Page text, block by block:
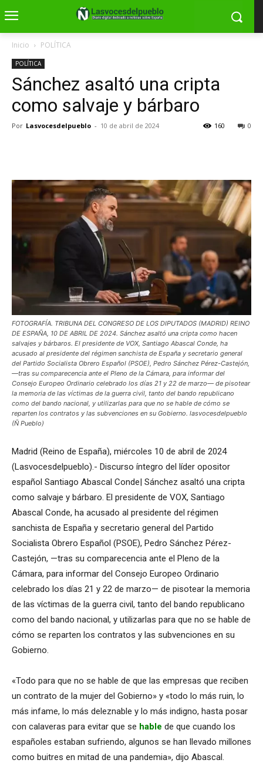
Inicio POLÍTICA
POLÍTICA
Sánchez asaltó una cripta
como salvaje y bárbaro
Por Lasvocesdelpueblo - 10 de abril de 2024 0
160
FOTOGRAFÍA. TRIBUNA DEL CONGRESO DE LOS DIPUTADOS (MADRID) REINO
DE ESPAÑA, 10 DE ABRIL DE 2024. Sánchez asaltó una cripta como hacen
salvajes y bárbaros. El presidente de VOX, Santiago Abascal Conde, ha
acusado al presidente del régimen sanchista de España y secretario general
del Partido Socialista Obrero Español (PSOE), Pedro Sánchez Pérez-Castejón,
—tras su comparecencia ante el Pleno de la Cámara, para informar del
Consejo Europeo Ordinario celebrado los días 21 y 22 de marzo— de pisotear
la memoria de las víctimas de la guerra civil, tanto del bando republicano
como del bando nacional, y utilizarlas para que no se hable de cómo se
reparten los contratos y las subvenciones en su Gobierno. lasvocesdelpueblo
(Ñ Pueblo)
Madrid (Reino de España), miércoles 10 de abril de 2024
(Lasvocesdelpueblo).- Discurso íntegro del líder opositor
español Santiago Abascal Conde| Sánchez asaltó una cripta
como salvaje y bárbaro. El presidente de VOX, Santiago
Abascal Conde, ha acusado al presidente del régimen
sanchista de España y secretario general del Partido
Socialista Obrero Español (PSOE), Pedro Sánchez Pérez-
Castejón, —tras su comparecencia ante el Pleno de la
Cámara, para informar del Consejo Europeo Ordinario
celebrado los días 21 y 22 de marzo— de pisotear la memoria
de las víctimas de la guerra civil, tanto del bando republicano
como del bando nacional, y utilizarlas para que no se hable de
cómo se reparten los contratos y las subvenciones en su
Gobierno.
«Todo para que no se hable de que las empresas que reciben
un contrato de la mujer del Gobierno» y «todo lo más ruin, lo
más infame, lo más deleznable y lo más indigno, hasta posar
con calaveras para evitar que se hable de que cuando los
españoles estaban sufriendo, algunos se han llevado millones
como buitres en mitad de una pandemia», dijo Abascal.